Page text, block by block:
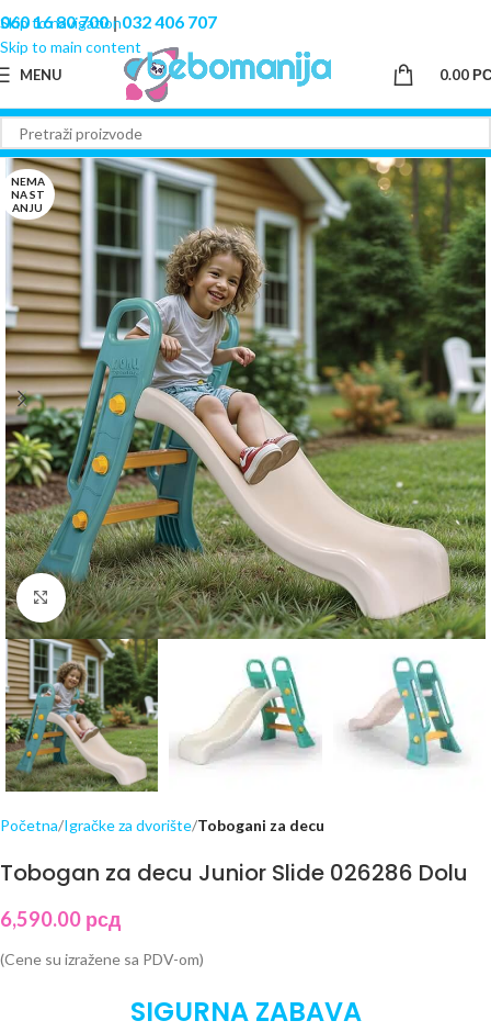
Skip to navigation
Skip to main content
060 16 80 700|032 406 707
MENU 0.00
NEMA
NA ST
ANJU
Click to enlarge
Početna Igračke za dvorište Tobogani za decu
Tobogan za decu Junior Slide 026286 Dolu
6,590.00 рсд
(Cene su izražene sa PDV-om)
SIGURNA ZABAVA